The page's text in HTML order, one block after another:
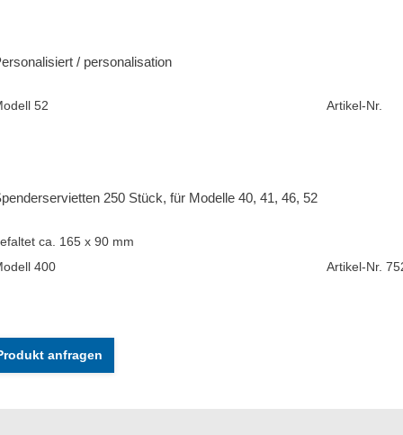
/ personalisation
52 Artikel-Nr.
250 Stück, für Modelle 40, 41, 46, 52
ca. 165 x 90 mm
400
Artikel-Nr.
anfragen